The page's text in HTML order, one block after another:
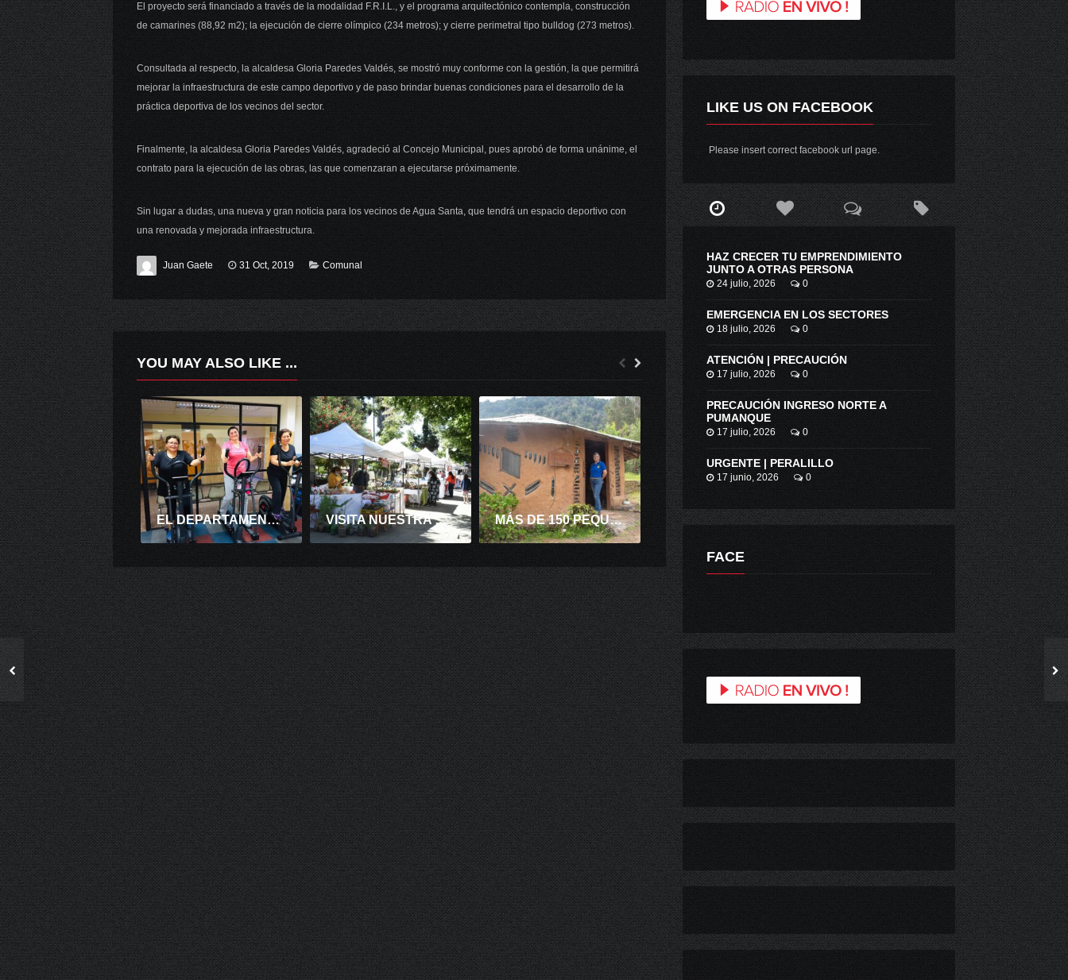
El proyecto será financiado a través de la modalidad F.R.I.L., y el programa arquitectónico contempla, construcción
de camarines (88,92 m2); la ejecución de cierre olímpico (234 metros); y cierre perimetral tipo bulldog (273 metros).
Consultada al respecto, la alcaldesa Gloria Paredes Valdés, se mostró muy conforme con la gestión, la que permitirá
mejorar la infraestructura de este campo deportivo y de paso brindar buenas condiciones para el desarrollo de la
práctica deportiva de los vecinos del sector.
Finalmente, la alcaldesa Gloria Paredes Valdés, agradeció al Concejo Municipal, pues aprobó de forma unánime, el
contrato para la ejecución de las obras, las que comenzaran a ejecutarse próximamente.
Sin lugar a dudas, una nueva y gran noticia para los vecinos de Agua Santa, que tendrá un espacio deportivo con
una renovada y mejorada infraestructura.
Juan Gaete 31 Oct, 2019 Comunal
YOU MAY ALSO LIKE ...
EL DEPARTAMENTO DE SALUD MUNICIPAL, SE ENCUENTRA REALIZANDO EL TALLER DE PROGRAMA CARDIOVASCULAR VISITA NUESTRA FERIA DE EMPRENDEDORES MÁS DE 150 PEQUEÑOS AGRICULTORES DE O’HIGGINS PUDIERON CONCRETAR PROYECTOS PARA MEJORAR SUS EMPRENDIMIENTOS. OFICINA DE INTEGRACIÓN COMUNITARIA DE LA 2ª COMISARÍA DE CARABINEROS DE SANTA CRUZ
LIKE US ON FACEBOOK
Please insert correct facebook url page.
HAZ CRECER TU EMPRENDIMIENTO
JUNTO A OTRAS PERSONA
24 julio, 2026 0
EMERGENCIA EN LOS SECTORES
18 julio, 2026 0
ATENCIÓN | PRECAUCIÓN
17 julio, 2026 0
PRECAUCIÓN INGRESO NORTE A
PUMANQUE
17 julio, 2026 0
URGENTE | PERALILLO
17 junio, 2026 0
FACE